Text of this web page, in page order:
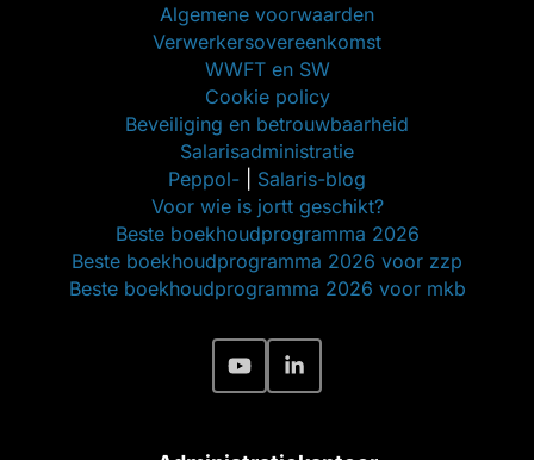
Algemene voorwaarden
Verwerkersovereenkomst
WWFT en SW
Cookie policy
Beveiliging en betrouwbaarheid
Salarisadministratie
Peppol-
Salaris-blog
Voor wie is jortt geschikt?
Beste boekhoudprogramma 2026
Beste boekhoudprogramma 2026 voor zzp
Beste boekhoudprogramma 2026 voor mkb